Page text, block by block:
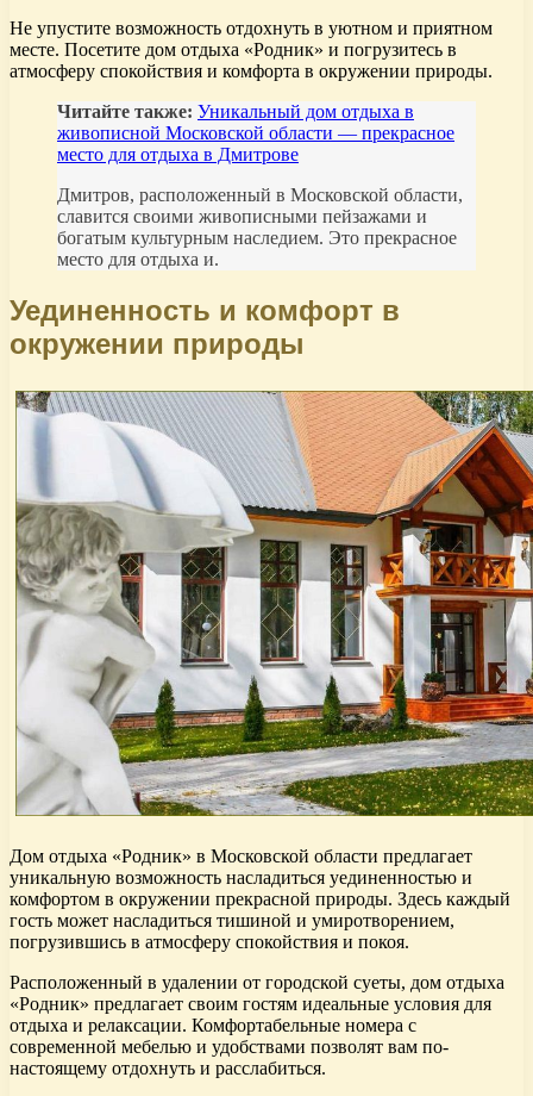
Не упустите возможность отдохнуть в уютном и приятном
месте. Посетите дом отдыха «Родник» и погрузитесь в
атмосферу спокойствия и комфорта в окружении природы.
Читайте также: Уникальный дом отдыха в
живописной Московской области — прекрасное
место для отдыха в Дмитрове
Дмитров, расположенный в Московской области,
славится своими живописными пейзажами и
богатым культурным наследием. Это прекрасное
место для отдыха и.
Уединенность и комфорт в
окружении природы
Дом отдыха «Родник» в Московской области предлагает
уникальную возможность насладиться уединенностью и
комфортом в окружении прекрасной природы. Здесь каждый
гость может насладиться тишиной и умиротворением,
погрузившись в атмосферу спокойствия и покоя.
Расположенный в удалении от городской суеты, дом отдыха
«Родник» предлагает своим гостям идеальные условия для
отдыха и релаксации. Комфортабельные номера с
современной мебелью и удобствами позволят вам по-
настоящему отдохнуть и расслабиться.